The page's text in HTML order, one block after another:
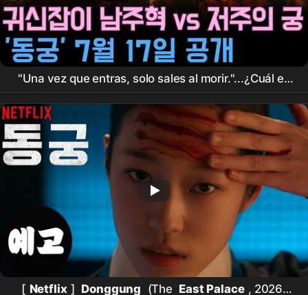
"Una vez que entras, solo sales al morir."...¿Cuál es
la verdadera identidad de ' Donggung ', el palacio
maldito mencionado por Nam Joo-hyuk X
Roh
Yoon-seo
y Jo Seung-woo?
[ Netflix ] Donggung (The East Palace , 2026)